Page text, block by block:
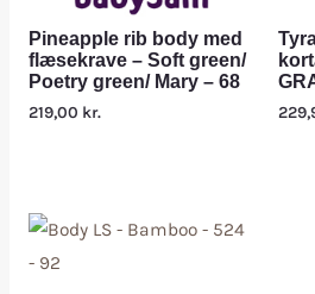
Pineapple rib body med
flæsekrave – Soft green/
Poetry green/ Mary – 68
219,00 kr.